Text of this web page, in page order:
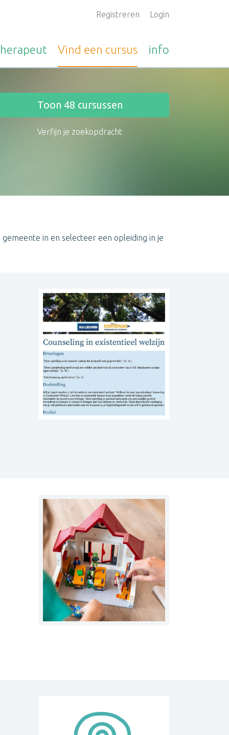
Registreren Login
Vind een cursus info
Toon 48 cursussen
Verfijn je zoekopdracht
in en selecteer een opleiding in je